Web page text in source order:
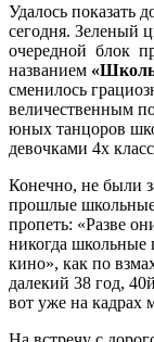
Удалось показать
сегодня. Зеленый
очередной блок
названием
сменилось
величественным
юных танцоров
девочками 4х
Конечно, не были
прошлые школьные
пропеть: «Разве
никогда школьные
кино», как по
далекий 38 год,
вот уже на кадрах